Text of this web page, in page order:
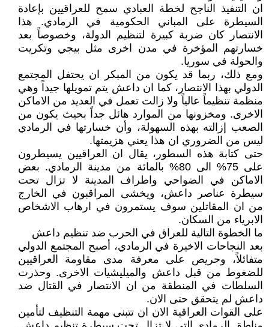
ان التنفيذ الناجح لخطة العبادي سمح للعراقيين بإعادة
السيطرة على المباني الحكومية في الرمادي. هذا
الانتصار كان ضربة كبيرة لتنظيم الدولة، وخصوصاً بعد
خسارتهم المؤخرة في مدن اخرى مثل بيجي وتكريت
والحولة في سوريا.
ومع ذلك، ربما قد يكون من المبكر ان يحتفل المجتمع
الدولي بهذا الانتصار، كما ان داعش يتم تمويلها جيداً وهي
منظمة تنظيماً عالياً ولا زالت تعمل في العديد من الاماكن
الاخرى. ومخزونها من الموارد هائل جداً بحيث يكون من
الصعب إزالته بهذه السهولة، وأن خسارتها في الرمادي
ليس من الضروري ان هذا يعني هزيمتها.
حتى كتابة هذه السطور، يقال ان العراقيين يسيطرون
على 75% الى 80% بالمائة من مدينة الرمادي. بعض
الاماكن في الضواحي واطراف المدينة لا تزال تحت
سيطرة عناصر داعش، ويخشى المراقبون في الخارج
من ان المقاتلين سوف يستمرون في ارهاب الاشخاص
الابرياء من السكان.
ما الخطوة التالية للعراق في الحرب ضد تنظيم داعش
بعد النجاحات الاخيرة في الرمادي، أصبح المجتمع الدولي
متفائلاً، وحريص على معرفة مدى مقاومة العراقيين
للضغوط من قبل داعش والميليشيات الاخرى. وحذرت
السلطات في المنطقة من ان الانتصار في القتال ضد
داعش لم يتحقق حتى الان.
على القوات العراقية الان ان تتبنى مهمة التنظيف لتأمين